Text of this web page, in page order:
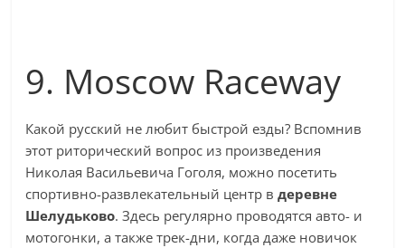
9. Moscow Raceway
Какой русский не любит быстрой езды? Вспомнив
этот риторический вопрос из произведения
Николая Васильевича Гоголя, можно посетить
спортивно-развлекательный центр в деревне
Шелудьково. Здесь регулярно проводятся авто- и
мотогонки, а также трек-дни, когда даже новичок